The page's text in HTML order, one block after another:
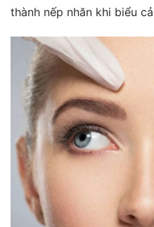
thành nếp nhăn khi biểu